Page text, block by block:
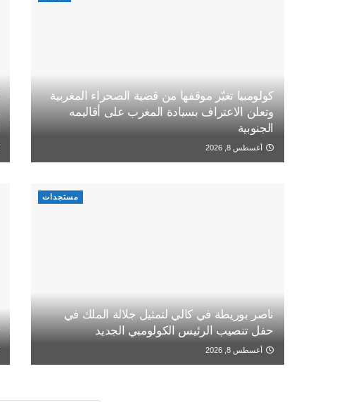
كولومبيا تغيّر موقفها من قضية الصحراء المغربية
وتعلن الاعتراف بسيادة المغرب على أقاليمه
الجنوبية
أغسطس 8, 2026
مستجدات
ناصر بوريطة في كالي لتمثيل جلالة الملك في
حفل تنصيب الرئيس الكولومبي الجديد
أغسطس 8, 2026